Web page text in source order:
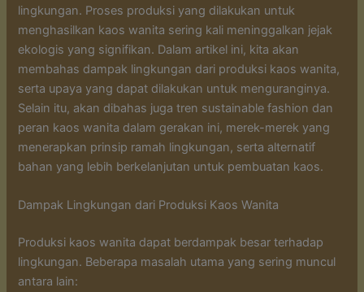
lingkungan. Proses produksi yang dilakukan untuk
menghasilkan kaos wanita sering kali meninggalkan jejak
ekologis yang signifikan. Dalam artikel ini, kita akan
membahas dampak lingkungan dari produksi kaos wanita,
serta upaya yang dapat dilakukan untuk menguranginya.
Selain itu, akan dibahas juga tren sustainable fashion dan
peran kaos wanita dalam gerakan ini, merek-merek yang
menerapkan prinsip ramah lingkungan, serta alternatif
bahan yang lebih berkelanjutan untuk pembuatan kaos.
Dampak Lingkungan dari Produksi Kaos Wanita
Produksi kaos wanita dapat berdampak besar terhadap
lingkungan. Beberapa masalah utama yang sering muncul
antara lain: